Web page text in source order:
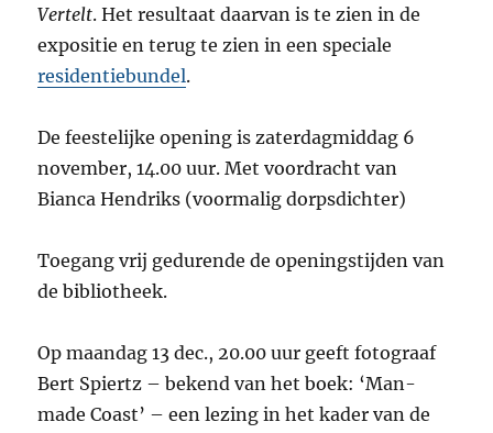
Vertelt. Het resultaat daarvan is te zien in de
expositie en terug te zien in een speciale
residentiebundel.
De feestelijke opening is zaterdagmiddag 6
november, 14.00 uur. Met voordracht van
Bianca Hendriks (voormalig dorpsdichter)
Toegang vrij gedurende de openingstijden van
de bibliotheek.
Op maandag 13 dec., 20.00 uur geeft fotograaf
Bert Spiertz – bekend van het boek: ‘Man-
made Coast’ – een lezing in het kader van de